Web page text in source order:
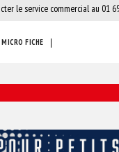
le service commercial au 01
MICRO FICHE